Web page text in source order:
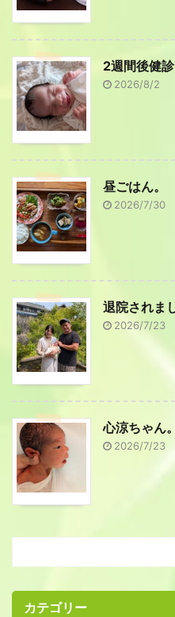
2週間後健診
2026/8/2
昼ごはん。
2026/7/30
退院されま
2026/7/23
心涼ちゃん。
2026/7/23
カテゴリー